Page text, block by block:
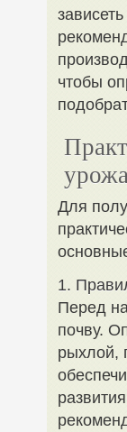
чтобы
Для
1.
Перед
почву.
рыхлой,